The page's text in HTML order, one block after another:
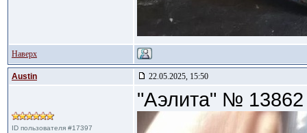
Наверх
Austin 22.05.2025, 15:50
ID пользователя #17397
"Аэлита" № 13862